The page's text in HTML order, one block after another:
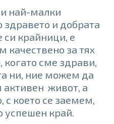
най-малки
здравето и добрата
си крайници, е
качествено за тях
сме здрави,
ни, ние можем да
живот, а
с което се заемем,
край.